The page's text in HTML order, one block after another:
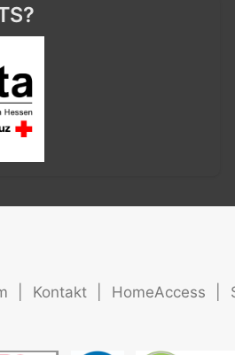
Kontakt HomeAccess